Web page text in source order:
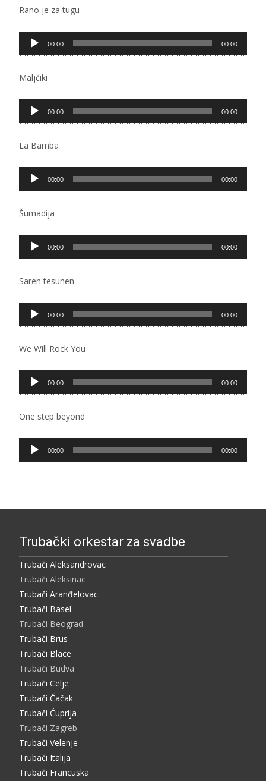
Rano je za tugu
Pregledač
zvučnih
00:00 00:00
Maljčiki
Pregledač
zvučnih
00:00 00:00
La Bamba
Pregledač
zvučnih
00:00 00:00
Šumadija
Pregledač
zvučnih
00:00 00:00
Saren tesunen
Pregledač
zvučnih
00:00 00:00
We Will Rock You
Pregledač
zvučnih
00:00 00:00
One step beyond
Pregledač
zvučnih
00:00 00:00
Trubački orkestar za svadbe
Trubači Aleksandrovac
Trubači Aleksinac
Trubači Aranđelovac
Trubači Basel
Trubači Beograd
Trubači Brus
Trubači Blace
Trubači Budva
Trubači Celje
Trubači Čačak
Trubači Ćuprija
Trubači Zagreb
Trubači Velenje
Trubači Italija
Trubači Francuska